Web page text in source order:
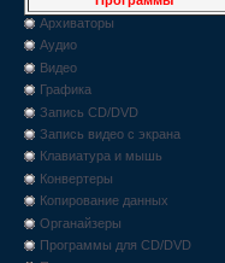
Архиваторы
Аудио
Видео
Графика
Запись CD/DVD
Запись видео с экрана
Клавиатура и мышь
Конвертеры
Копирование данных
Органайзеры
Программы для CD/DVD